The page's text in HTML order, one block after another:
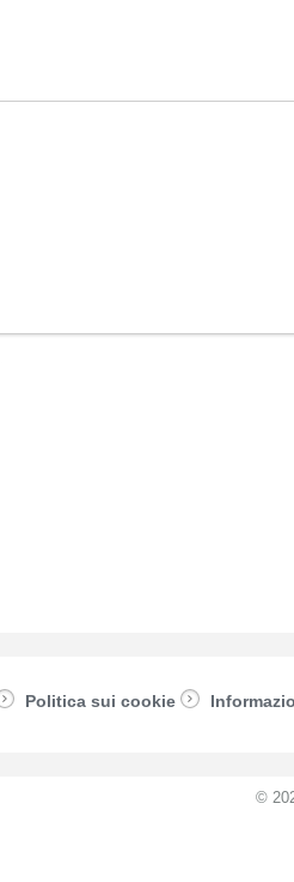
Politica sui cookie
©